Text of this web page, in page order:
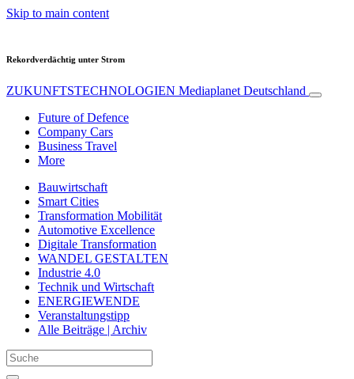
Skip to main content
Rekordverdächtig unter Strom
ZUKUNFTSTECHNOLOGIEN Mediaplanet Deutschland
Future of Defence
Company Cars
Business Travel
More
Bauwirtschaft
Smart Cities
Transformation Mobilität
Automotive Excellence
Digitale Transformation
WANDEL GESTALTEN
Industrie 4.0
Technik und Wirtschaft
ENERGIEWENDE
Veranstaltungstipp
Alle Beiträge | Archiv